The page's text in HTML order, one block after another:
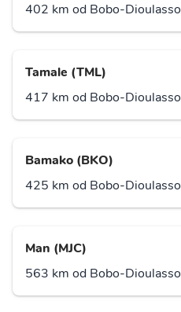
402 km od Bobo-Dioulasso
Tamale (TML)
417 km od Bobo-Dioulasso
Bamako (BKO)
425 km od Bobo-Dioulasso
Man (MJC)
563 km od Bobo-Dioulasso